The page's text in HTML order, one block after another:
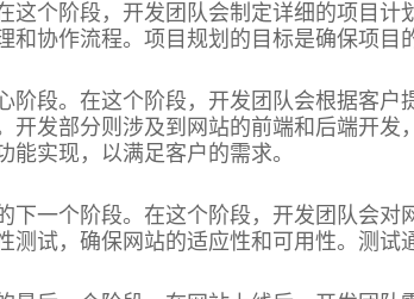
这个阶段，开发团队会制定详细的项目
和协作流程。项目规划的目标是确保项目
阶段。在这个阶段，开发团队会根据客
开发部分则涉及到网站的前端和后端开
能实现，以满足客户的需求。
下一个阶段。在这个阶段，开发团队会
测试，确保网站的适应性和可用性。测试